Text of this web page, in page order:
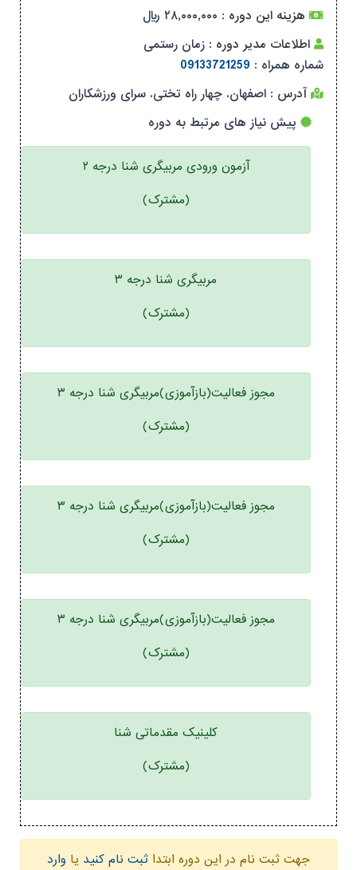
هزینه این دوره : ۲۸,۰۰۰,۰۰۰ ریال
اطلاعات مدیر دوره : زمان رستمی
شماره همراه : 09133721259
آدرس : اصفهان. چهار راه تختی. سرای ورزشکاران
پیش نیاز های مرتبط به دوره
آزمون ورودی مربیگری شنا درجه ۲
(مشترک)
مربیگری شنا درجه ۳
(مشترک)
مجوز فعالیت(بازآموزی)مربیگری شنا درجه ۳
(مشترک)
مجوز فعالیت(بازآموزی)مربیگری شنا درجه ۳
(مشترک)
مجوز فعالیت(بازآموزی)مربیگری شنا درجه ۳
(مشترک)
کلینیک مقدماتی شنا
(مشترک)
جهت ثبت نام در این دوره ابتدا ثبت نام کنید یا وارد